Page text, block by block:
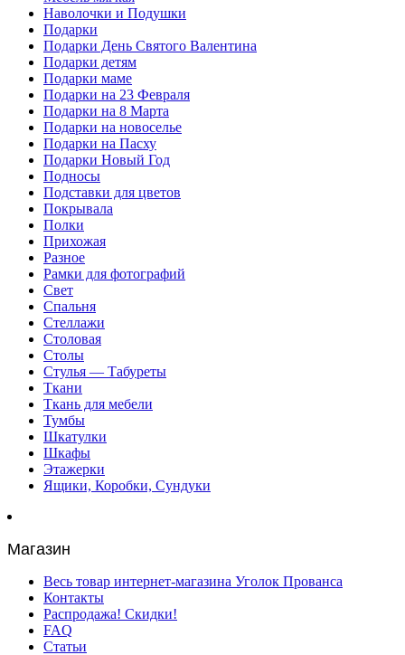
Наволочки и Подушки
Подарки
Подарки День Святого Валентина
Подарки детям
Подарки маме
Подарки на 23 Февраля
Подарки на 8 Марта
Подарки на новоселье
Подарки на Пасху
Подарки Новый Год
Подносы
Подставки для цветов
Покрывала
Полки
Прихожая
Разное
Рамки для фотографий
Свет
Спальня
Стеллажи
Столовая
Столы
Стулья — Табуреты
Ткани
Ткань для мебели
Тумбы
Шкатулки
Шкафы
Этажерки
Ящики, Коробки, Сундуки
Магазин
Весь товар интернет-магазина Уголок Прованса
Контакты
Распродажа! Скидки!
FAQ
Статьи